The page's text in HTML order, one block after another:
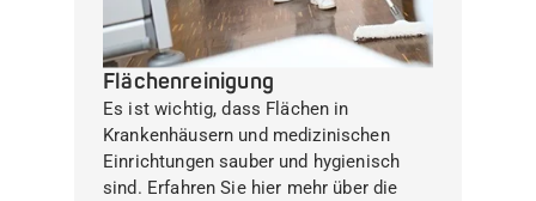
Flächenreinigung
Es ist wichtig, dass Flächen in
Krankenhäusern und medizinischen
Einrichtungen sauber und hygienisch
sind. Erfahren Sie hier mehr über die